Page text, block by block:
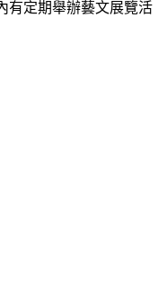
有定期舉辦藝文展覽活